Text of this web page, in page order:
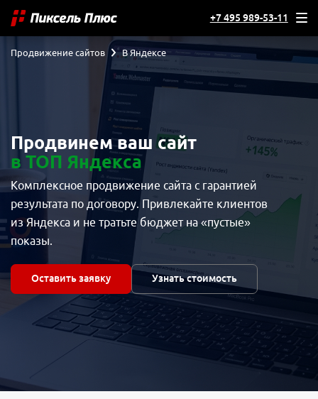
+7 495 989-53-11
Продвинем ваш сайт
в ТОП Яндекса
Комплексное продвижение сайта с гарантией
результата по договору. Привлекайте клиентов
из Яндекса и не тратьте бюджет на «пустые»
показы.
Оставить заявку Узнать стоимость
Продвижение сайтов В Яндексе